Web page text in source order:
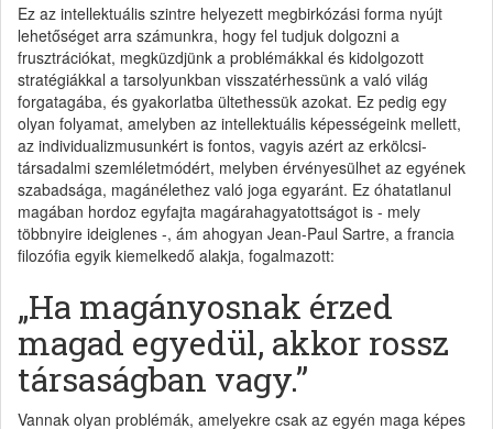
Ez az intellektuális szintre helyezett megbirkózási forma nyújt
lehetőséget arra számunkra, hogy fel tudjuk dolgozni a
frusztrációkat, megküzdjünk a problémákkal és kidolgozott
stratégiákkal a tarsolyunkban visszatérhessünk a való világ
forgatagába, és gyakorlatba ültethessük azokat. Ez pedig egy
olyan folyamat, amelyben az intellektuális képességeink mellett,
az individualizmusunkért is fontos, vagyis azért az erkölcsi-
társadalmi szemléletmódért, melyben érvényesülhet az egyének
szabadsága, magánélethez való joga egyaránt. Ez óhatatlanul
magában hordoz egyfajta magárahagyatottságot is - mely
többnyire ideiglenes -, ám ahogyan Jean-Paul Sartre, a francia
filozófia egyik kiemelkedő alakja, fogalmazott:
„Ha magányosnak érzed
magad egyedül, akkor rossz
társaságban vagy.”
Vannak olyan problémák, amelyekre csak az egyén maga képes